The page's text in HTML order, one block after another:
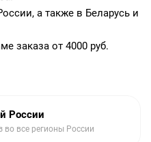
а также в Беларусь и
заказа от 4000 руб.
России
все регионы России